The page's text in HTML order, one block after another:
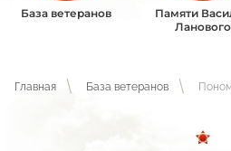
База ветеранов
Памяти
Ланового
Главная База ветеранов